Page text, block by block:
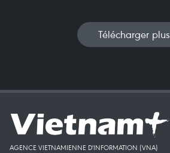
Télécharger plus
AGENCE VIETNAMIENNE D'INFORMATION (VNA)